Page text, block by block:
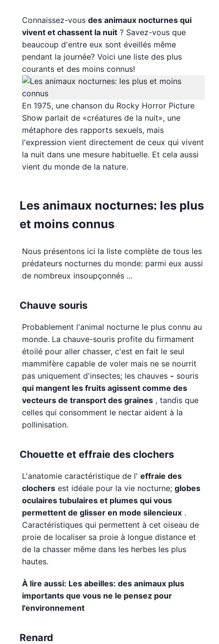
Connaissez-vous des animaux nocturnes qui
vivent et chassent la nuit ? Savez-vous que
beaucoup d'entre eux sont éveillés même
pendant la journée? Voici une liste des plus
courants et des moins connus!
En 1975, une chanson du Rocky Horror Picture
Show parlait de «créatures de la nuit», une
métaphore des rapports sexuels, mais
l'expression vient directement de ceux qui vivent
la nuit dans une mesure habituelle. Et cela aussi
vient du monde de la nature.
Les animaux nocturnes: les plus
et moins connus
Nous présentons ici la liste complète de tous les
prédateurs nocturnes du monde: parmi eux aussi
de nombreux insoupçonnés ...
Chauve souris
Probablement l'animal nocturne le plus connu au
monde. La chauve-souris profite du firmament
étoilé pour aller chasser, c'est en fait le seul
mammifère capable de voler mais ne se nourrit
pas uniquement d'insectes; les chauves - souris
qui mangent les fruits agissent comme des
vecteurs de transport des graines , tandis que
celles qui consomment le nectar aident à la
pollinisation.
Chouette et effraie des clochers
L'anatomie caractéristique de l' effraie des
clochers est idéale pour la vie nocturne; globes
oculaires tubulaires et plumes qui vous
permettent de glisser en mode silencieux .
Caractéristiques qui permettent à cet oiseau de
proie de localiser sa proie à longue distance et
de la chasser même dans les herbes les plus
hautes.
À lire aussi: Les abeilles: des animaux plus
importants que vous ne le pensez pour
l'environnement
Renard